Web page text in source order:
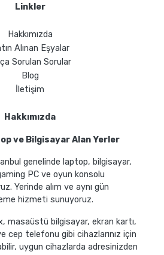
Linkler
Hakkımızda
Alınan Eşyalar
Sorulan Sorular
Blog
İletişim
Hakkımızda
ve Bilgisayar Alan Yerler
genelinde laptop, bilgisayar,
PC ve oyun konsolu
Yerinde alım ve aynı gün
hizmeti sunuyoruz.
masaüstü bilgisayar, ekran kartı,
cep telefonu gibi cihazlarınız için
uygun cihazlarda adresinizden